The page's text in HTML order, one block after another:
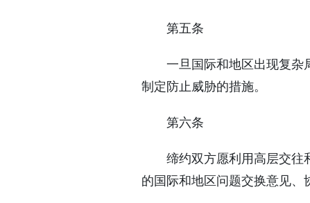
第五条
一旦国际和地区出现复杂
制定防止威胁的措施。
第六条
缔约双方愿利用高层交往
的国际和地区问题交换意见、